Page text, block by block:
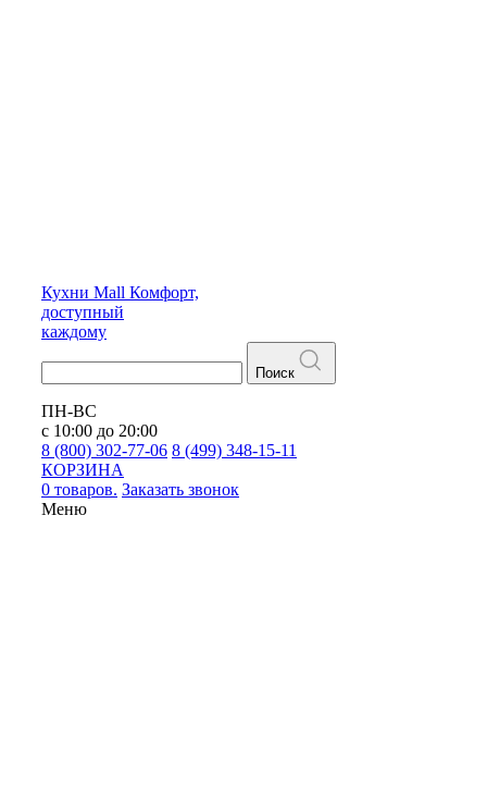
Кухни Mall Комфорт,
доступный
каждому
Поиск
ПН-ВС
с 10:00 до 20:00
8 (800) 302-77-06 8 (499) 348-15-11
КОРЗИНА
0 товаров. Заказать звонок
Меню